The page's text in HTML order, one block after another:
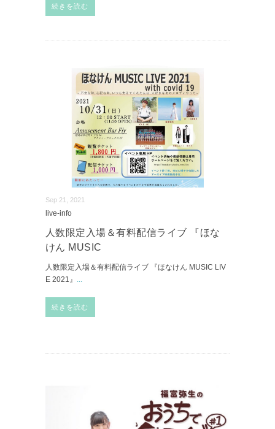
続きを読む
Sep 21, 2021
live-info
人数限定入場＆有料配信ライブ 『ほな
けん MUSIC
人数限定入場＆有料配信ライブ 『ほなけん MUSIC LIV
E 2021』 ...
続きを読む